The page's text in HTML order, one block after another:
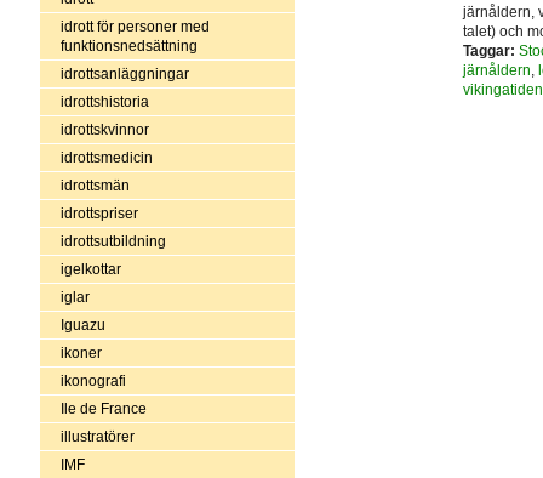
idrott för personer med
funktionsnedsättning
idrottsanläggningar
idrottshistoria
idrottskvinnor
idrottsmedicin
idrottsmän
idrottspriser
idrottsutbildning
igelkottar
iglar
Iguazu
ikoner
ikonografi
Ile de France
illustratörer
IMF
järnåldern,
talet) och
Taggar:
järnåldern,
vikingatiden